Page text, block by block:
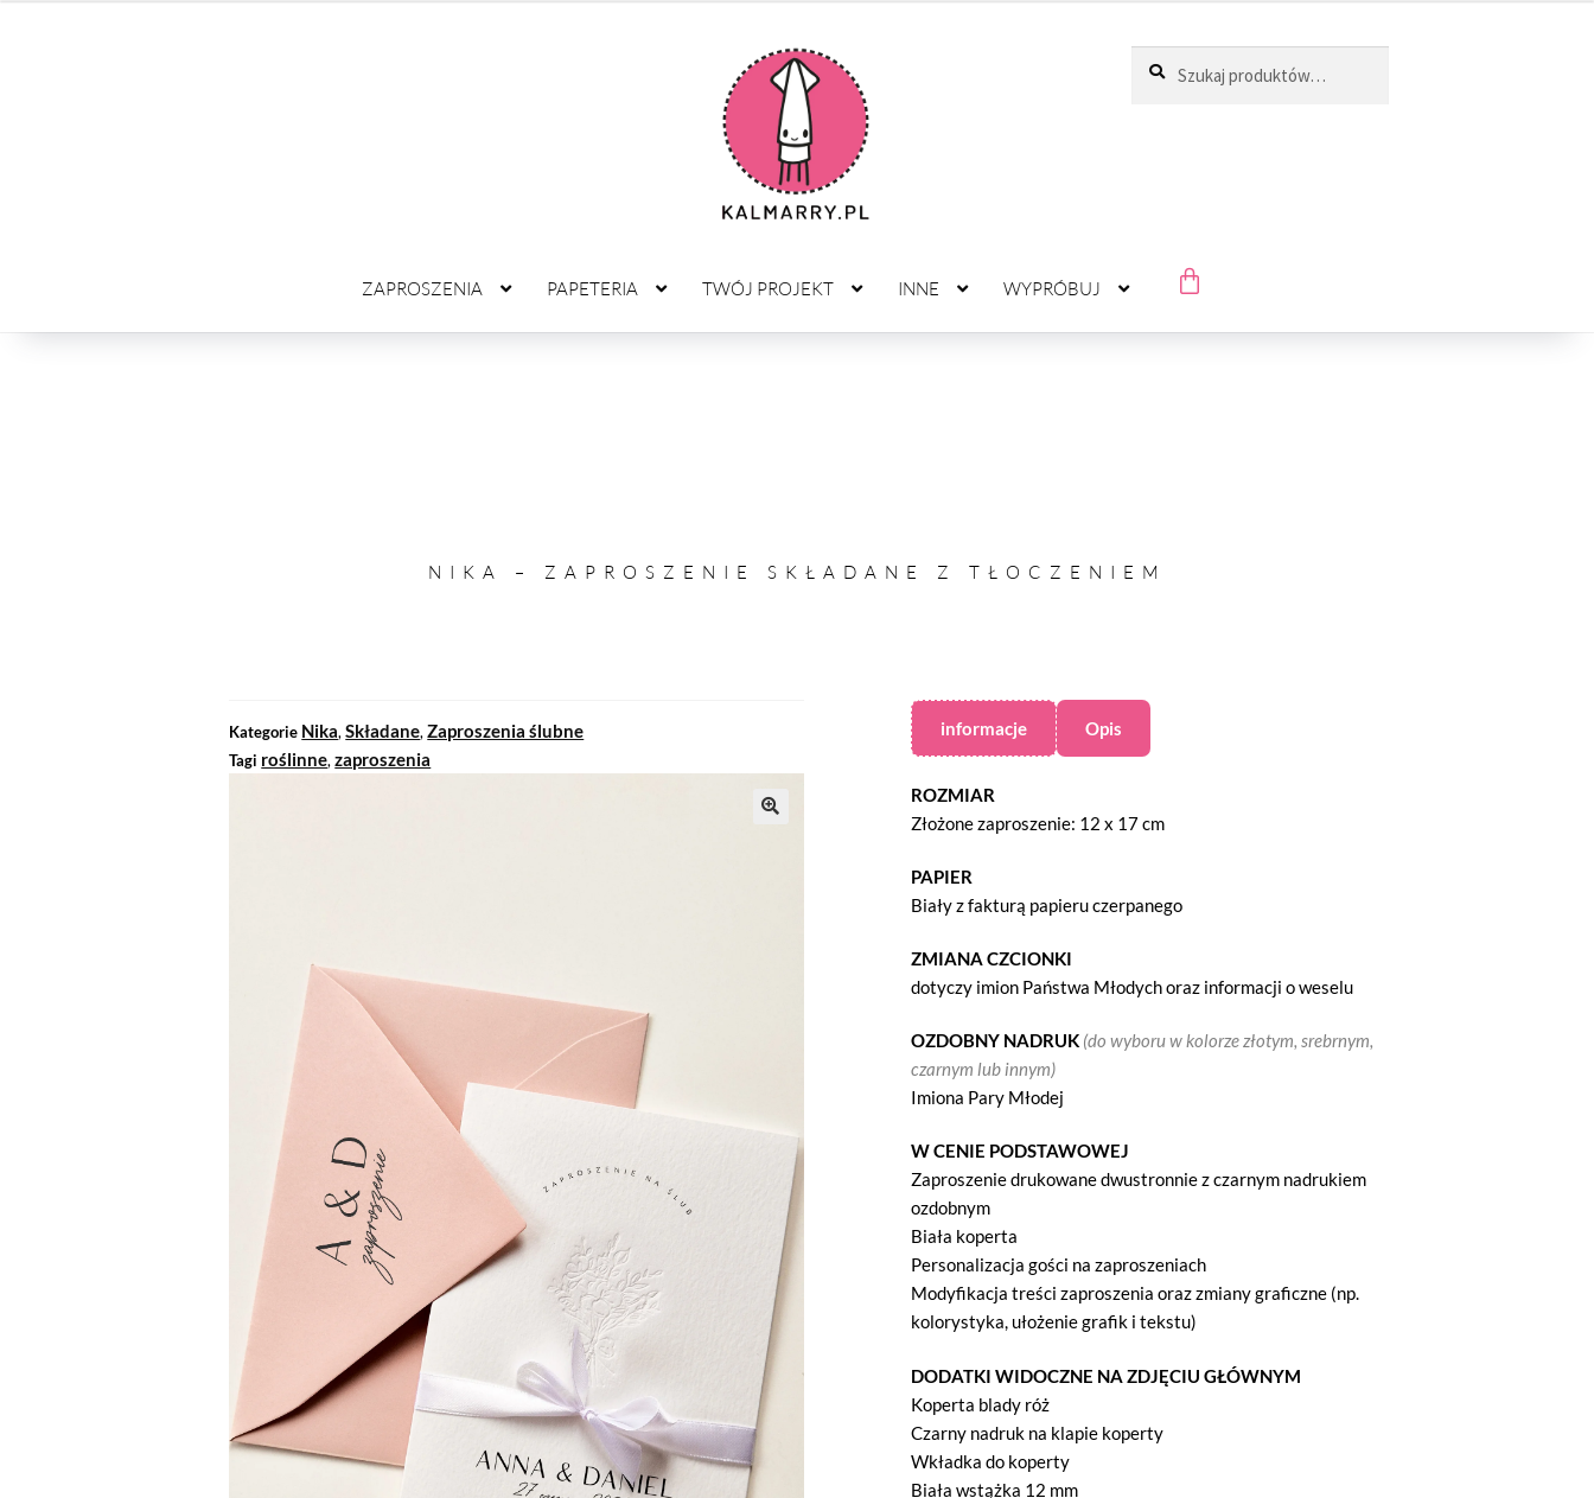
Szukaj
ZAPROSZENIA PAPETERIA TWÓJ PROJEKT INNE WYPRÓBUJ
NIKA – ZAPROSZENIE SKŁADANE Z TŁOCZENIEM
Kategorie Nika,Składane,Zaproszenia ślubne
Tagi roślinne,zaproszenia
informacje Opis
ROZMIAR
Złożone zaproszenie: 12 x 17 cm
PAPIER
Biały z fakturą papieru czerpanego
ZMIANA CZCIONKI
dotyczy imion Państwa Młodych oraz informacji o weselu
OZDOBNY NADRUK (do wyboru w kolorze złotym, srebrnym,
czarnym lub innym)
Imiona Pary Młodej
W CENIE PODSTAWOWEJ
Zaproszenie drukowane dwustronnie z czarnym nadrukiem
ozdobnym
Biała koperta
Personalizacja gości na zaproszeniach
Modyfikacja treści zaproszenia oraz zmiany graficzne (np.
kolorystyka, ułożenie grafik i tekstu)
DODATKI WIDOCZNE NA ZDJĘCIU GŁÓWNYM
Koperta blady róż
Czarny nadruk na klapie koperty
Wkładka do koperty
Biała wstążka 12 mm